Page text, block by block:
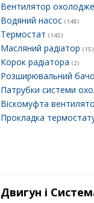
Вентилятор
Водяний насос (148)
Термостат (145)
Масляний радіатор (15)
Корок радіатора (2)
Розширювальний
Патрубки системи
Віскомуфта
Прокладка
Двигун і